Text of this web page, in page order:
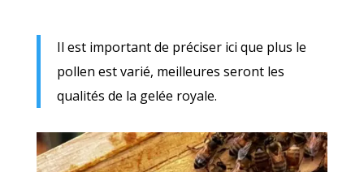
Il est important de préciser ici que plus le
pollen est varié, meilleures seront les
qualités de la gelée royale.